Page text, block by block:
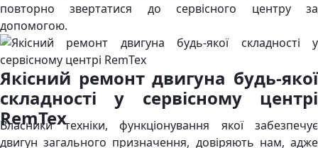
повторно звертатися до сервісного центру за
допомогою.
Якісний ремонт двигуна будь-якої
складності у сервісному центрі
RemTex
Власники техніки, функціонування якої забезпечує
двигун загального призначення, довіряють нам, адже